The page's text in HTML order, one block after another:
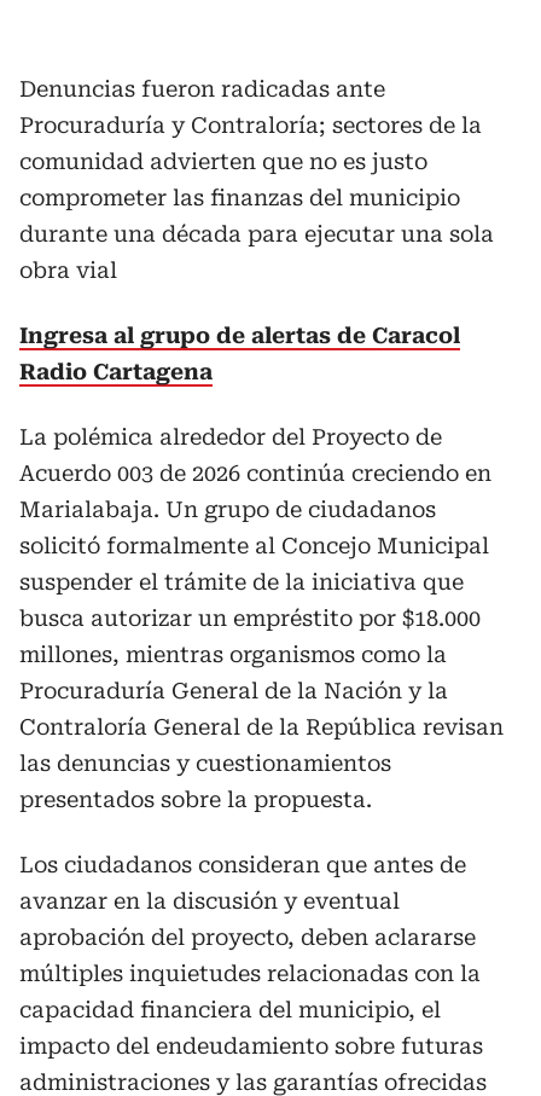
Denuncias fueron radicadas ante
Procuraduría y Contraloría; sectores de la
comunidad advierten que no es justo
comprometer las finanzas del municipio
durante una década para ejecutar una sola
obra vial
Ingresa al grupo de alertas de Caracol
Radio Cartagena
La polémica alrededor del Proyecto de
Acuerdo 003 de 2026 continúa creciendo en
Marialabaja. Un grupo de ciudadanos
solicitó formalmente al Concejo Municipal
suspender el trámite de la iniciativa que
busca autorizar un empréstito por $18.000
millones, mientras organismos como la
Procuraduría General de la Nación y la
Contraloría General de la República revisan
las denuncias y cuestionamientos
presentados sobre la propuesta.
Los ciudadanos consideran que antes de
avanzar en la discusión y eventual
aprobación del proyecto, deben aclararse
múltiples inquietudes relacionadas con la
capacidad financiera del municipio, el
impacto del endeudamiento sobre futuras
administraciones y las garantías ofrecidas